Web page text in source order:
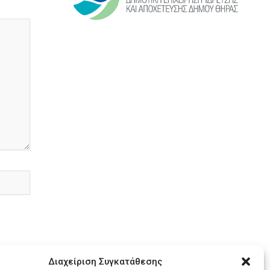
Διαχείριση Συγκατάθεσης